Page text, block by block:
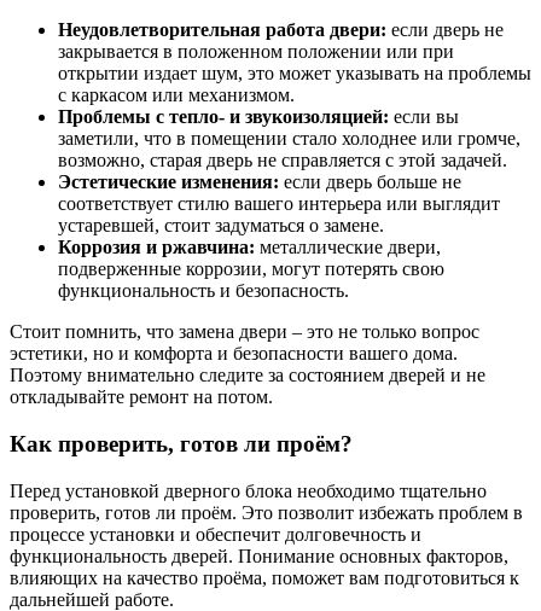
Неудовлетворительная работа двери: если дверь не
закрывается в положенном положении или при
открытии издает шум, это может указывать на проблемы
с каркасом или механизмом.
Проблемы с тепло- и звукоизоляцией: если вы
заметили, что в помещении стало холоднее или громче,
возможно, старая дверь не справляется с этой задачей.
Эстетические изменения: если дверь больше не
соответствует стилю вашего интерьера или выглядит
устаревшей, стоит задуматься о замене.
Коррозия и ржавчина: металлические двери,
подверженные коррозии, могут потерять свою
функциональность и безопасность.
Стоит помнить, что замена двери – это не только вопрос
эстетики, но и комфорта и безопасности вашего дома.
Поэтому внимательно следите за состоянием дверей и не
откладывайте ремонт на потом.
Как проверить, готов ли проём?
Перед установкой дверного блока необходимо тщательно
проверить, готов ли проём. Это позволит избежать проблем в
процессе установки и обеспечит долговечность и
функциональность дверей. Понимание основных факторов,
влияющих на качество проёма, поможет вам подготовиться к
дальнейшей работе.